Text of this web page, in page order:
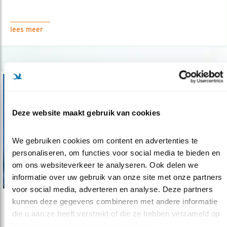
Deze website maakt gebruik van cookies
We gebruiken cookies om content en advertenties te
personaliseren, om functies voor social media te bieden en
om ons websiteverkeer te analyseren. Ook delen we
informatie over uw gebruik van onze site met onze partners
voor social media, adverteren en analyse. Deze partners
kunnen deze gegevens combineren met andere informatie
die u aan ze heeft verstrekt of die ze hebben verzameld op
lees meer
Verdieping